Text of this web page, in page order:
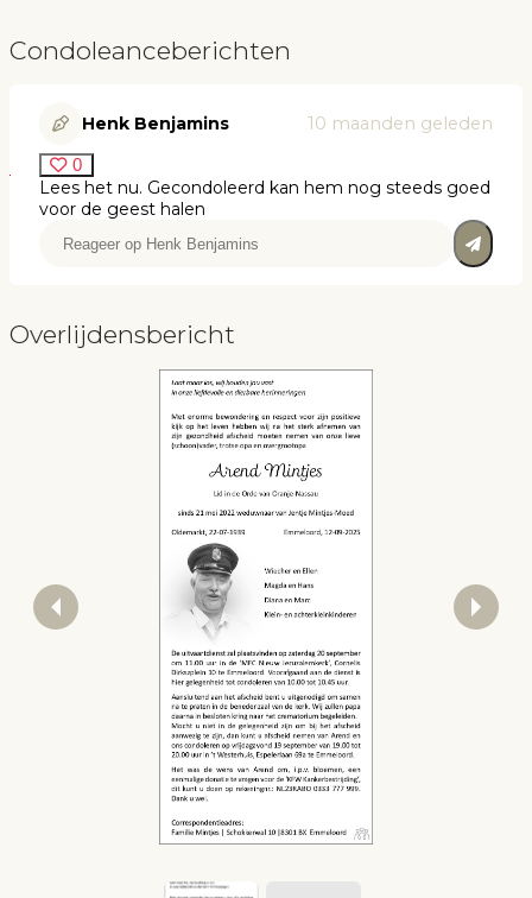
Condoleanceberichten
Henk Benjamins 10 maanden geleden
0
Lees het nu. Gecondoleerd kan hem nog steeds goed
voor de geest halen
Overlijdensbericht